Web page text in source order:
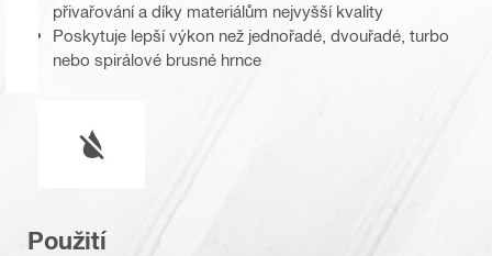
přivařování a díky materiálům nejvyšší kvality
Poskytuje lepší výkon než jednořadé, dvouřadé, turbo
nebo spirálové brusné hrnce
Použití